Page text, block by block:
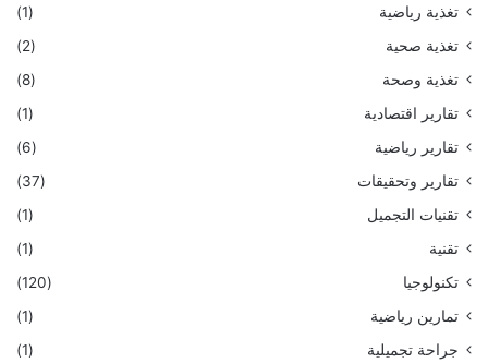
تغذية رياضية
(1)
تغذية صحية
(2)
تغذية وصحة
(8)
تقارير اقتصادية
(1)
تقارير رياضية
(6)
تقارير وتحقيقات
(37)
تقنيات التجميل
(1)
تقنية
(1)
تكنولوجيا
(120)
تمارين رياضية
(1)
جراحة تجميلية
(1)